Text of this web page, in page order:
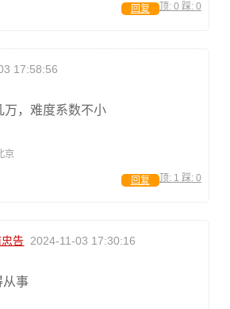
顶: 0 踩: 0
回复
17:58:56
万，难度系数不小
京
顶: 1 踩: 0
回复
告 2024-11-03 17:30:16
从事